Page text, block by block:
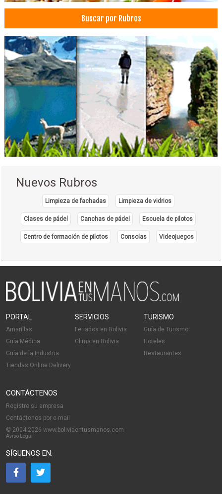
Médicos Odontólogos Pediatras
Consultorio Dental
Implantología Dental
Implantes dentales
Prótesis Dentales
Centros Médicos
Salud: Centros Médicos
Buscar por Rubros
Nuevos Rubros
Limpieza de fachadas Limpieza de vidrios
Clases de pádel Canchas de pádel Escuela de pilotos
Centro de formación de pilotos Consolas Videojuegos
PORTAL
Amarillas
Guía Médica
Guía de la Industria
Tiendas Online Delivery
SERVICIOS
Feriados en Bolivia
Clima en Bolivia
TURISMO
Guía de Turismo
Hoteles
Restaurantes
CONTÁCTENOS
Registre su empresa
Contáctenos por e-mail
© 2004-2026 www.boliviaentusmanos.com
Aviso Legal
SÍGUENOS EN: